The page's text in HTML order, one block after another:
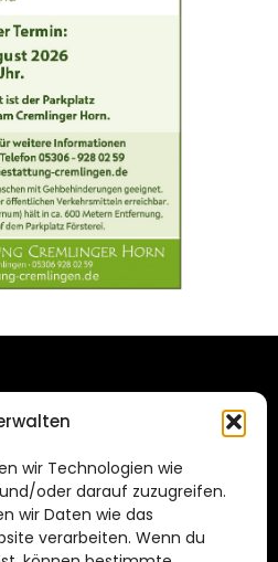
wir Technologien wie
oder darauf zuzugreifen.
wir Daten wie das
verarbeiten. Wenn du